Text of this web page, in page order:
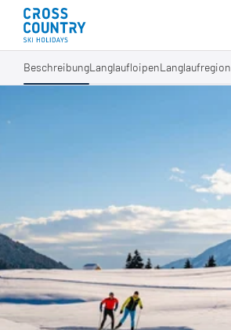
BeschreibungLanglaufloipenLanglaufregion